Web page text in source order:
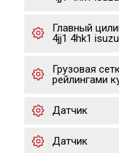
Главный
4jj1 4hk1
Грузовая
рейлингами
Датчик
Датчик